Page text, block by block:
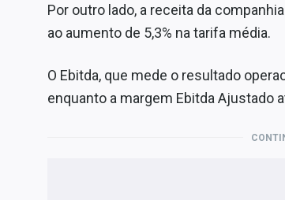
Por outro lado, a receita da
ao aumento de 5,3% na tarifa média.
O Ebitda, que mede o resultado
enquanto a margem Ebitda Ajustado